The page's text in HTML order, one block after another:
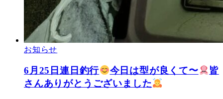
お知らせ
6月25日連日釣行 今日は型が良くて〜
皆
さんありがとうございました